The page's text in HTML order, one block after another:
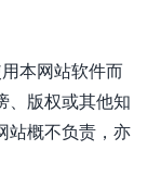
本网站软件而
、版权或其他知
站概不负责，亦